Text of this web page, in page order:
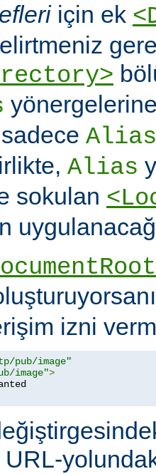
için ek
Alias
Alias
sokulan
izni
pub/image"
image">
URL-